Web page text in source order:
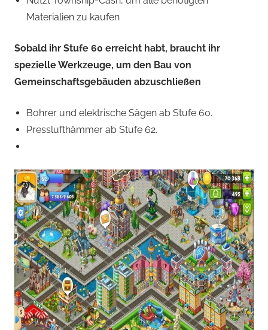
Materialien zu kaufen
Sobald ihr Stufe 60 erreicht habt, braucht ihr
spezielle Werkzeuge, um den Bau von
Gemeinschaftsgebäuden abzuschließen
Bohrer und elektrische Sägen ab Stufe 60.
Presslufthämmer ab Stufe 62.